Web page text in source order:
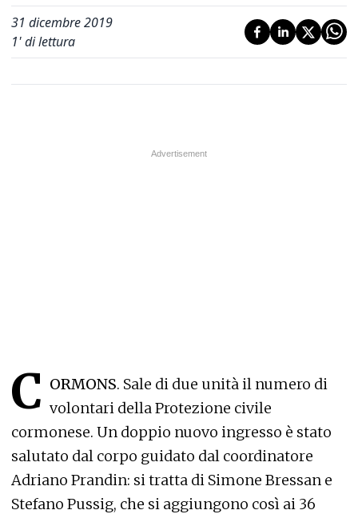
31 dicembre 2019
1' di lettura
C ORMONS. Sale di due unità il numero di
volontari della Protezione civile
cormonese. Un doppio nuovo ingresso è stato
salutato dal corpo guidato dal coordinatore
Adriano Prandin: si tratta di Simone Bressan e
Stefano Pussig, che si aggiungono così ai 36